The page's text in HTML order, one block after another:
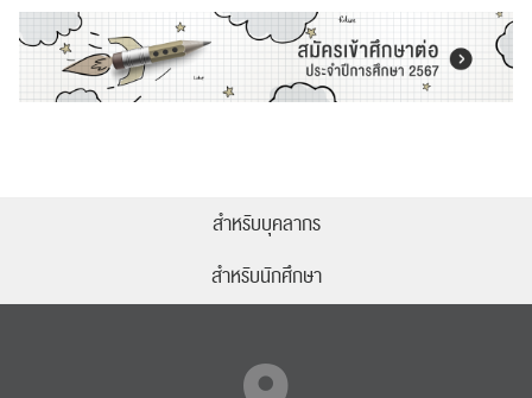
สำหรับบุคลากร
สำหรับนักศึกษา